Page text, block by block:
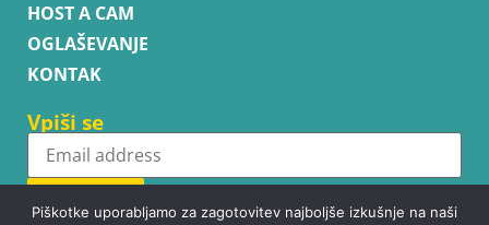
HOST A CAM
OGLAŠEVANJE
KONTAK
Vpiši se
Subscribe
Piškotke uporabljamo za zagotovitev najboljše izkušnje na naši